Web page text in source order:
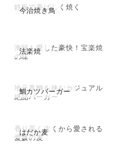
今治焼き鳥
鉄板で香ばしく焼く
法楽焼
海賊も愛した豪快！宝楽焼
の味
鯛カツバーガー
地元真鯛を挟むカジュアル
絶品バーガー
はだか麦
香り高く古くから愛される
愛媛の麦